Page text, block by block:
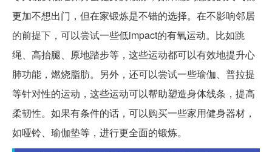
更加不想出门，但在家锻炼是不错的选择。在不影响邻居
的前提下，可以尝试一些低impact的有氧运动。比如跳
绳、高抬腿、原地踏步等，这些运动都可以有效地提升心
肺功能，燃烧脂肪。另外，还可以尝试一些瑜伽、普拉提
等针对性的运动，这些运动可以帮助塑造身体线条，提高
柔韧性。如果有条件的话，可以购买一些家用健身器材，
如哑铃、瑜伽垫等，进行更全面的锻炼。